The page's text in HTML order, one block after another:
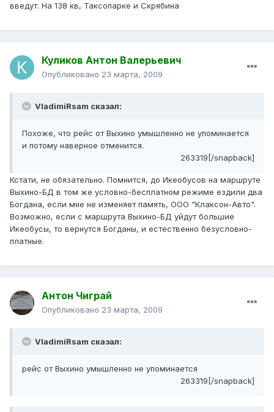
введут. На 138 кв, Таксопарке и Скрябина
Куликов Антон Валерьевич
Опубликовано 23 марта, 2009
VladimiRsam сказал:
Похоже, что рейс от Выхино умышленно не упоминается
и потому наверное отменится.
263319[/snapback]
Кстати, не обязательно. Помнится, до Икеобусов на маршруте
Выхино-БД в том же условно-бесплатном режиме ездили два
Богдана, если мне не изменяет память, ООО "Клаксон-Авто".
Возможно, если с маршрута Выхино-БД уйдут большие
Икеобусы, то вернутся Богданы, и естественно безусловно-
платные.
Антон Чиграй
Опубликовано 23 марта, 2009
VladimiRsam сказал:
рейс от Выхино умышленно не упоминается
263319[/snapback]